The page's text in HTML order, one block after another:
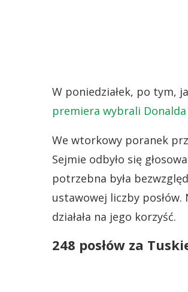
W poniedziałek, po tym,
premiera wybrali
We wtorkowy poranek
Sejmie odbyło się
potrzebna była
ustawowej liczby
działała na jego korzyść.
248 posłów za